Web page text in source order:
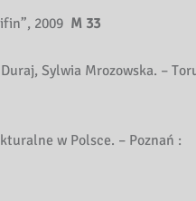
2009 M 33
Sylwia Mrozowska. –
w Polsce. – Poznań :